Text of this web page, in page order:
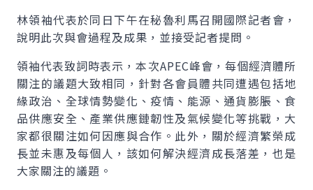
林領袖代表於同日下午在秘魯利馬召開國際記者會，
說明此次與會過程及成果，並接受記者提問。
領袖代表致詞時表示，本次APEC峰會，每個經濟體所
關注的議題大致相同，針對各會員體共同遭遇包括地
緣政治、全球情勢變化、疫情、能源、通貨膨脹、食
品供應安全、產業供應鏈韌性及氣候變化等挑戰，大
家都很關注如何因應與合作。此外，關於經濟繁榮成
長並未惠及每個人，該如何解決經濟成長落差，也是
大家關注的議題。